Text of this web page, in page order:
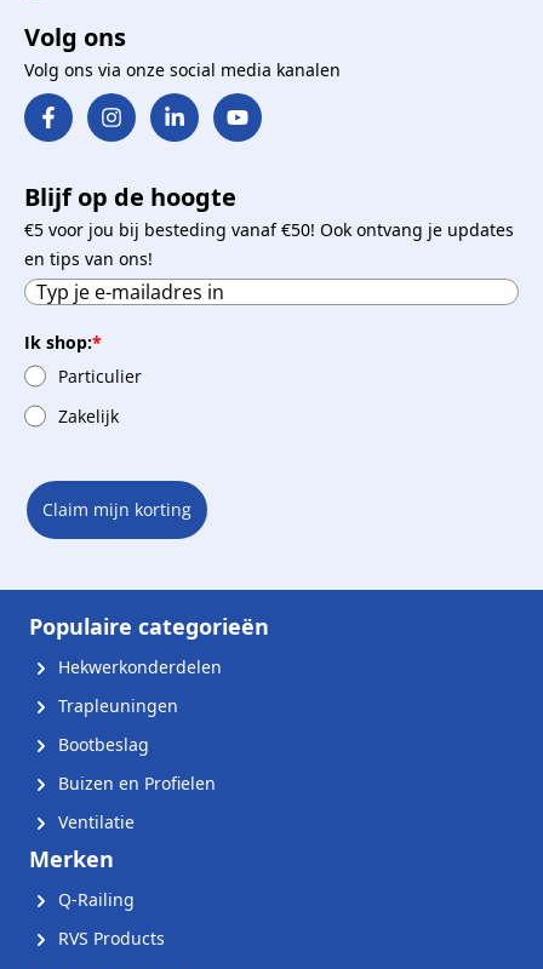
Volg ons
Volg ons via onze social media kanalen
Blijf op de hoogte
€5 voor jou bij besteding vanaf €50! Ook ontvang je updates
en tips van ons!
Ik shop:*
Particulier
Zakelijk
Claim mijn korting
Populaire categorieën
Hekwerkonderdelen
Trapleuningen
Bootbeslag
Buizen en Profielen
Ventilatie
Merken
Q-Railing
RVS Products